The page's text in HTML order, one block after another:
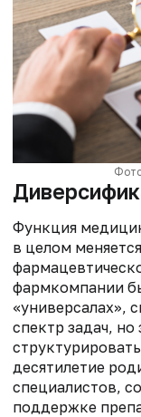
Функция
в целом
фармкомпании
«универсалах»,
спектр задач, но
десятилетие
специалистов,
поддержке